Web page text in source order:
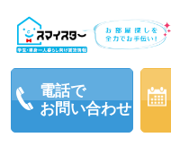
電話で
お問い合わせ